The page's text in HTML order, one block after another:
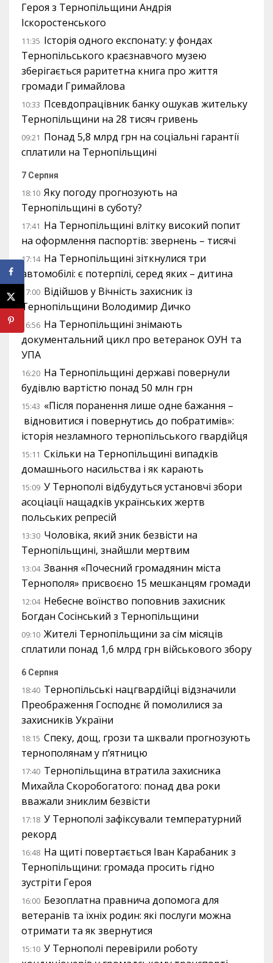
Героя з Тернопільщини Андрія
Іскоростенського
11:35 Історія одного експонату: у фондах
Тернопільського краєзнавчого музею
зберігається раритетна книга про життя
громади Гримайлова
10:33 Псевдопрацівник банку ошукав жительку
Тернопільщини на 28 тисяч гривень
09:21 Понад 5,8 млрд грн на соціальні гарантії
сплатили на Тернопільщині
7 Серпня
18:10 Яку погоду прогнозують на
Тернопільщині в суботу?
17:41 На Тернопільщині влітку високий попит
на оформлення паспортів: звернень – тисячі
17:14 На Тернопільщині зіткнулися три
автомобілі: є потерпілі, серед яких – дитина
17:00 Відійшов у Вічність захисник із
Тернопільщини Володимир Дичко
16:56 На Тернопільщині знімають
документальний цикл про ветеранок ОУН та
УПА
16:20 На Тернопільщині державі повернули
будівлю вартістю понад 50 млн грн
15:43 «Після поранення лише одне бажання –
відновитися і повернутись до побратимів»:
історія незламного тернопільського гвардійця
15:11 Скільки на Тернопільщині випадків
домашнього насильства і як карають
15:09 У Тернополі відбудуться установчі збори
асоціації нащадків українських жертв
польських репресій
13:30 Чоловіка, який зник безвісти на
Тернопільщині, знайшли мертвим
13:04 Звання «Почесний громадянин міста
Тернополя» присвоєно 15 мешканцям громади
12:04 Небесне воїнство поповнив захисник
Богдан Сосінський з Тернопільщини
09:10 Жителі Тернопільщини за сім місяців
сплатили понад 1,6 млрд грн військового збору
6 Серпня
18:40 Тернопільські нацгвардійці відзначили
Преображення Господнє й помолилися за
захисників України
18:15 Спеку, дощ, грози та шквали прогнозують
тернополянам у п’ятницю
17:40 Тернопільщина втратила захисника
Михайла Скоробогатого: понад два роки
вважали зниклим безвісти
17:18 У Тернополі зафіксували температурний
рекорд
16:48 На щиті повертається Іван Карабаник з
Тернопільщини: громада просить гідно
зустріти Героя
16:00 Безоплатна правнича допомога для
ветеранів та їхніх родин: які послуги можна
отримати та як звернутися
15:10 У Тернополі перевірили роботу